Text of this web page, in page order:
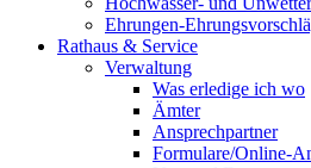
Ehrungen-
Rathaus & Service
Verwaltung
Was erledige ich wo
Ämter
Ansprechpartner
Formulare/Online-